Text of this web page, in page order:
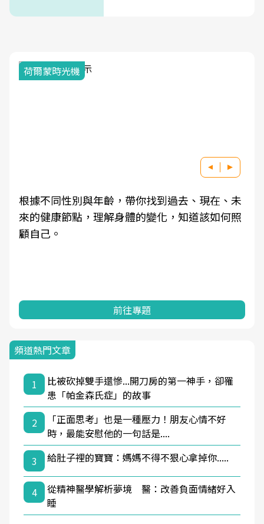
荷爾蒙時光機
根據不同性別與年齡，帶你找到過去、現在、未
來的健康節點，理解身體的變化，知道該如何照
顧自己。
前往專題
頻道熱門文章
1
比被砍掉雙手還慘...開刀房的第一神手，卻罹
患「帕金森氏症」的故事
2
「正面思考」也是一種壓力！朋友心情不好
時，最能安慰他的一句話是....
3
給肚子裡的寶寶：媽媽不得不狠心拿掉你.....
4
從精神醫學解析夢境 醫：改善負面情緒好入
睡